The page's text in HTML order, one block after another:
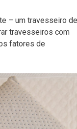
– um travesseiro de
travesseiros com
fatores de